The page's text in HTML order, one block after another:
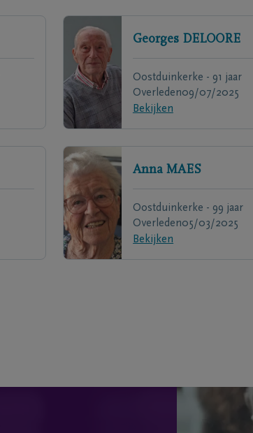
Georges DELOORE
Oostduinkerke - 91 jaar
Overleden09/07/2025
Bekijken
Anna MAES
Oostduinkerke - 99 jaar
Overleden05/03/2025
Bekijken